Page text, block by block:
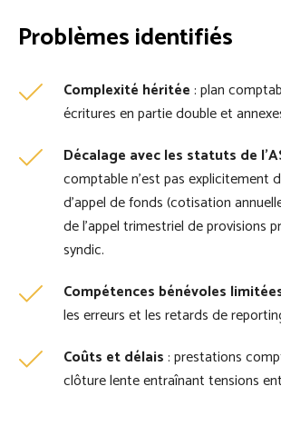
Problèmes identifiés
Complexité héritée: plan
écritures en partie double et
Décalage avec les statuts de
comptable n’est pas explicitement
d’appel de fonds (cotisation
de l’appel trimestriel de provisions
syndic.
Compétences bénévoles
les erreurs et les retards de
Coûts et délais: prestations
clôture lente entraînant tensions